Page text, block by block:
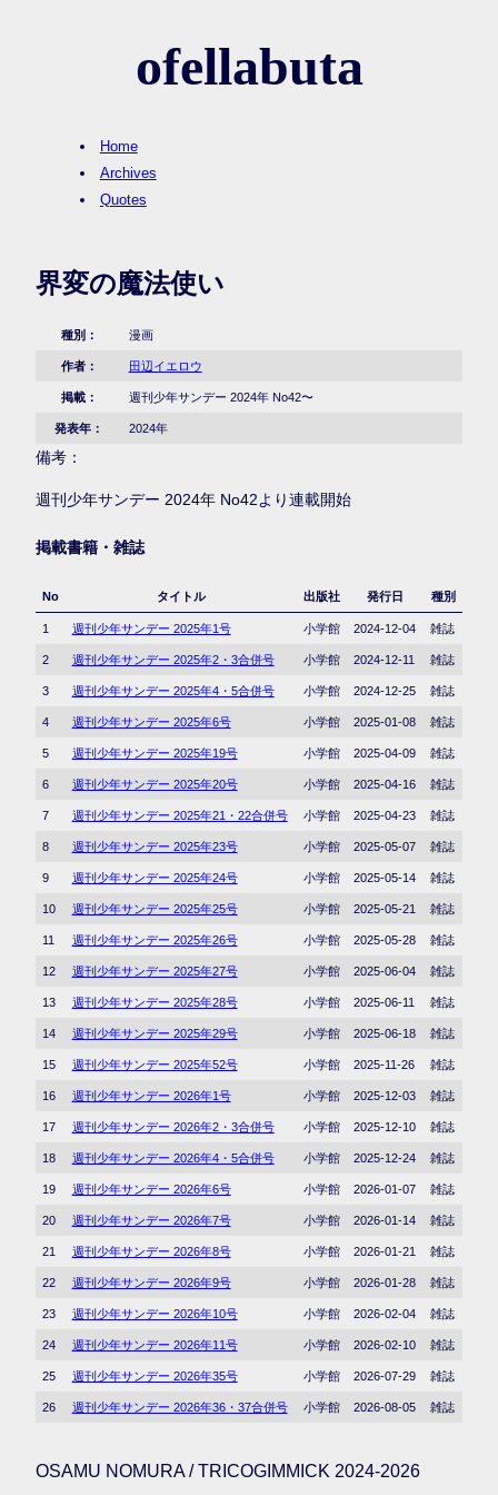
ofellabuta
Home
Archives
Quotes
界変の魔法使い
種別： 漫画
作者： 田辺イエロウ
掲載： 週刊少年サンデー 2024年 No42〜
発表年： 2024年
備考：
週刊少年サンデー 2024年 No42より連載開始
掲載書籍・雑誌
No タイトル 出版社 発行日 種別
1 週刊少年サンデー 2025年1号 小学館 2024-12-04 雑誌
2 週刊少年サンデー 2025年2・3合併号 小学館 2024-12-11 雑誌
3 週刊少年サンデー 2025年4・5合併号 小学館 2024-12-25 雑誌
4 週刊少年サンデー 2025年6号 小学館 2025-01-08 雑誌
5 週刊少年サンデー 2025年19号 小学館 2025-04-09 雑誌
6 週刊少年サンデー 2025年20号 小学館 2025-04-16 雑誌
7 週刊少年サンデー 2025年21・22合併号 小学館 2025-04-23 雑誌
8 週刊少年サンデー 2025年23号 小学館 2025-05-07 雑誌
9 週刊少年サンデー 2025年24号 小学館 2025-05-14 雑誌
10 週刊少年サンデー 2025年25号 小学館 2025-05-21 雑誌
11 週刊少年サンデー 2025年26号 小学館 2025-05-28 雑誌
12 週刊少年サンデー 2025年27号 小学館 2025-06-04 雑誌
13 週刊少年サンデー 2025年28号 小学館 2025-06-11 雑誌
14 週刊少年サンデー 2025年29号 小学館 2025-06-18 雑誌
15 週刊少年サンデー 2025年52号 小学館 2025-11-26 雑誌
16 週刊少年サンデー 2026年1号 小学館 2025-12-03 雑誌
17 週刊少年サンデー 2026年2・3合併号 小学館 2025-12-10 雑誌
18 週刊少年サンデー 2026年4・5合併号 小学館 2025-12-24 雑誌
19 週刊少年サンデー 2026年6号 小学館 2026-01-07 雑誌
20 週刊少年サンデー 2026年7号 小学館 2026-01-14 雑誌
21 週刊少年サンデー 2026年8号 小学館 2026-01-21 雑誌
22 週刊少年サンデー 2026年9号 小学館 2026-01-28 雑誌
23 週刊少年サンデー 2026年10号 小学館 2026-02-04 雑誌
24 週刊少年サンデー 2026年11号 小学館 2026-02-10 雑誌
25 週刊少年サンデー 2026年35号 小学館 2026-07-29 雑誌
26 週刊少年サンデー 2026年36・37合併号 小学館 2026-08-05 雑誌
OSAMU NOMURA / TRICOGIMMICK 2024-2026